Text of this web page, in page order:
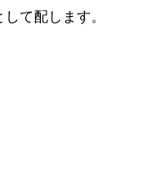
て配します。